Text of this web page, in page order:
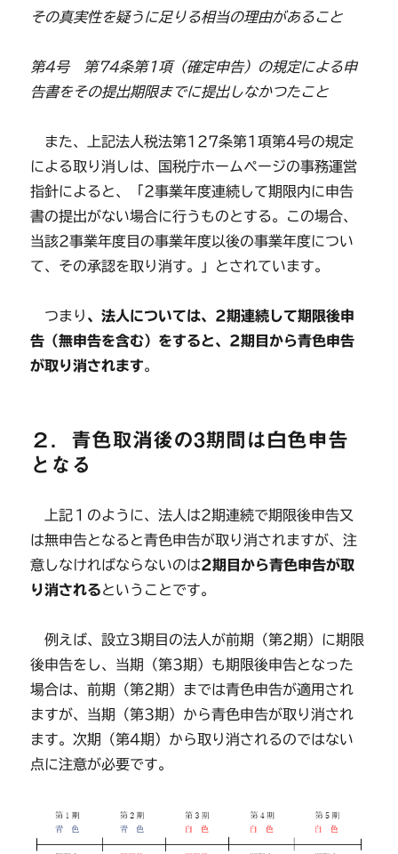
その真実性を疑うに足りる相当の理由があること
第4号 第74条第1項（確定申告）の規定による申
告書をその提出期限までに提出しなかつたこと
また、上記法人税法第127条第1項第4号の規定
による取り消しは、国税庁ホームページの事務運営
指針によると、「2事業年度連続して期限内に申告
書の提出がない場合に行うものとする。この場合、
当該2事業年度目の事業年度以後の事業年度につい
て、その承認を取り消す。」とされています。
つまり 、法人については、2期連続して期限後申
告（無申告を含む）をすると、2期目から青色申告
が取り消されます。
２．青色取消後の3期間は白色申告
となる
上記１のように、法人は2期連続で期限後申告又
は無申告となると青色申告が取り消されますが、注
意しなければならないのは2期目から青色申告が取
り消されるということです。
例えば、設立3期目の法人が前期（第2期）に期限
後申告をし、当期（第3期）も期限後申告となった
場合は、前期（第2期）までは青色申告が適用され
ますが、当期（第3期）から青色申告が取り消され
ます。次期（第4期）から取り消されるのではない
点に注意が必要です。